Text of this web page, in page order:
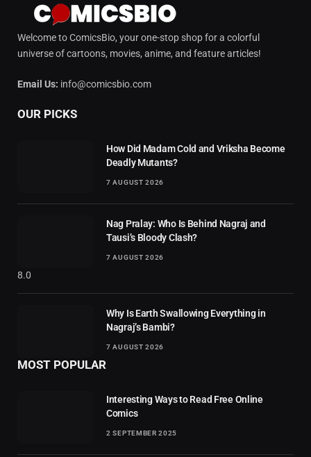
Welcome to ComicsBio, your one-stop shop for a colorful
universe of cartoons, movies, anime, and feature articles!
Email Us: info@comicsbio.com
OUR PICKS
How Did Madam Cold and Vriksha Become
Deadly Mutants?
7 AUGUST 2026
8.0
Nag Pralay: Who Is Behind Nagraj and
Tausi’s Bloody Clash?
7 AUGUST 2026
Why Is Earth Swallowing Everything in
Nagraj’s Bambi?
7 AUGUST 2026
MOST POPULAR
Interesting Ways to Read Free Online
Comics
2 SEPTEMBER 2025